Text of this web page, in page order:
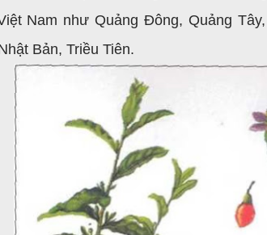
Nam như Quảng Đông, Quảng
Bản, Triều Tiên.